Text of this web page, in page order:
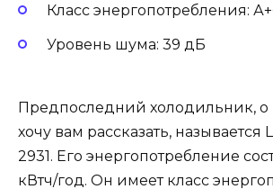
Класс энергопотребления:
Уровень шума: 39 дБ
Предпоследний холодильник, о
хочу вам рассказать, называется
2931. Его энергопотребление
кВтч/год. Он имеет класс